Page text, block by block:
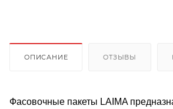
ОПИСАНИЕ ОТЗЫВЫ
Фасовочные пакеты LAIMA